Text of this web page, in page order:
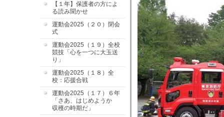
【１年】保護者の方によ
る読み聞かせ
運動会2025（２０）閉会
式
運動会2025（１９）全校
競技「心を一つに大玉送
り」
運動会2025（１８）全
校：応援合戦
運動会2025（１７）６年
「さあ、はじめようか
収穫の時期だ」